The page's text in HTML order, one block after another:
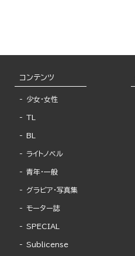
コンテンツ
少女・女性
TL
BL
ライトノベル
青年・一般
グラビア・写真集
モーター誌
SPECIAL
Sublicense